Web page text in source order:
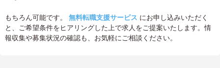
もちろん可能です。 無料転職支援サービス にお申し込みいただく
と、ご希望条件をヒアリングした上で求人をご提案いたします。情
報収集や募集状況の確認も、お気軽にご相談ください。